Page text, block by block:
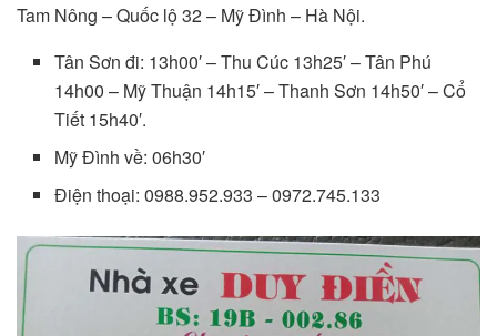
Tam Nông – Quốc lộ 32 – Mỹ Đình – Hà Nội.
Tân Sơn đi: 13h00′ – Thu Cúc 13h25′ – Tân Phú
14h00 – Mỹ Thuận 14h15′ – Thanh Sơn 14h50′ – Cổ
Tiết 15h40′.
Mỹ Đình về: 06h30′
Điện thoại: 0988.952.933 – 0972.745.133